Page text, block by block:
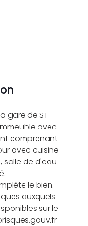
gare de ST
avec
comprenant
avec cuisine
salle de d'eau
le bien.
auxquels
sur le